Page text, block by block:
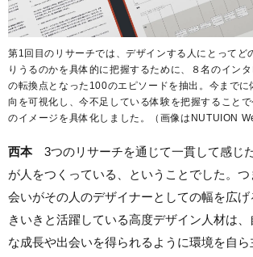
第1回目のリサーチでは、デザインする人にとってど
りうるのかを具体的に把握するために、８名のイン
の転換点となった100のエピソードを抽出。今までに
向を可視化し、今不足している体験を把握すること
のイメージを具体化しました。（画像はNUTUION
西本3つのリサーチを通じて一貫して感じ
が人をつくっている、ということでした。
会いがその人のデザイナーとしての幅を広
きいきと活躍している高度デザイン人材は
な成長や出会いを得られるように環境を自